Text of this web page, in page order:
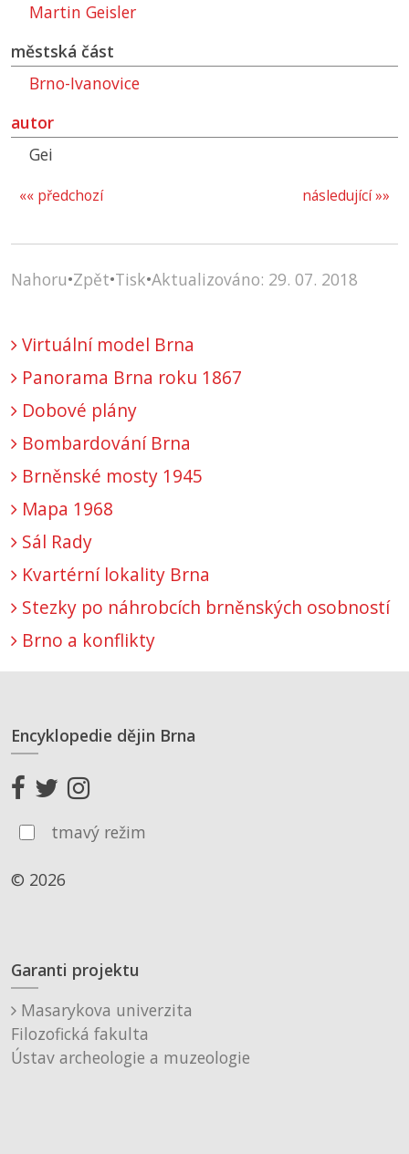
Martin Geisler
městská část
Brno-Ivanovice
autor
Gei
následující »»
«« předchozí
Nahoru•Zpět•Tisk•Aktualizováno: 29. 07. 2018
Virtuální model Brna
Panorama Brna roku 1867
Dobové plány
Bombardování Brna
Brněnské mosty 1945
Mapa 1968
Sál Rady
Kvartérní lokality Brna
Stezky po náhrobcích brněnských osobností
Brno a konflikty
Encyklopedie dějin Brna
tmavý režim
© 2026
Garanti projektu
Masarykova univerzita
Filozofická fakulta
Ústav archeologie a muzeologie